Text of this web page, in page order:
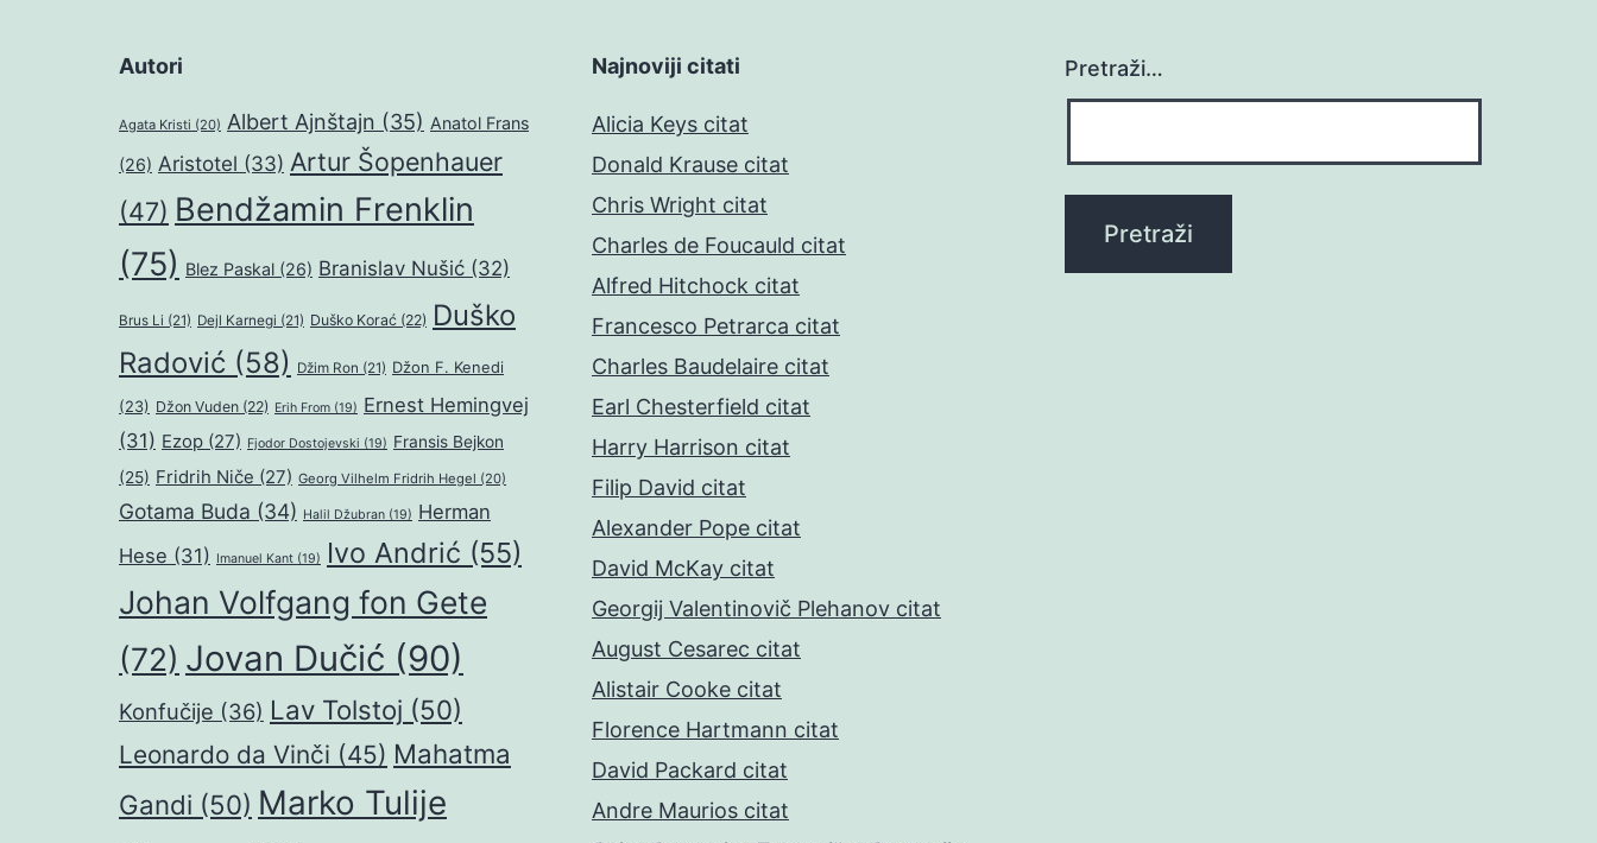
Autori
Agata Kristi (20) Albert Ajnštajn (35) Anatol Frans
(26) Aristotel (33) Artur Šopenhauer
(47) Bendžamin Frenklin
(75) Blez Paskal (26) Branislav Nušić (32)
Brus Li (21) Dejl Karnegi (21) Duško Korać (22) Duško
Radović (58) Džim Ron (21) Džon F. Kenedi
(23) Džon Vuden (22) Erih From (19) Ernest Hemingvej
(31) Ezop (27) Fjodor Dostojevski (19) Fransis Bejkon
(25) Fridrih Niče (27) Georg Vilhelm Fridrih Hegel (20)
Gotama Buda (34) Halil Džubran (19) Herman
Hese (31) Imanuel Kant (19) Ivo Andrić (55)
Johan Volfgang fon Gete
(72) Jovan Dučić (90)
Konfučije (36) Lav Tolstoj (50)
Leonardo da Vinči (45) Mahatma
Gandi (50) Marko Tulije
Najnoviji citati
Alicia Keys citat
Donald Krause citat
Chris Wright citat
Charles de Foucauld citat
Alfred Hitchock citat
Francesco Petrarca citat
Charles Baudelaire citat
Earl Chesterfield citat
Harry Harrison citat
Filip David citat
Alexander Pope citat
David McKay citat
Georgij Valentinovič Plehanov citat
August Cesarec citat
Alistair Cooke citat
Florence Hartmann citat
David Packard citat
Andre Maurios citat
Pretraži…